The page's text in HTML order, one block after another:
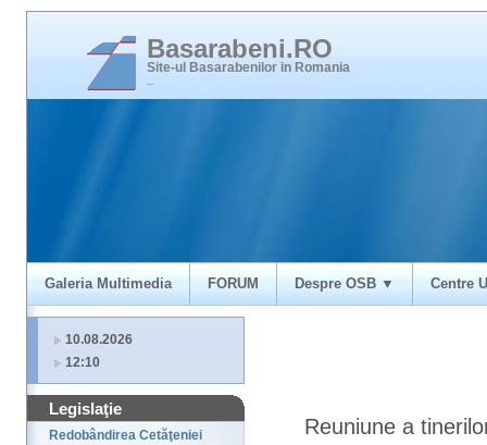
Basarabeni.RO
Site-ul Basarabenilor in Romania
Galeria Multimedia FORUM Despre OSB ▼ Centre
10.08.2026
12:10
Legislaţie
Redobândirea Cetăţeniei
Reuniune a